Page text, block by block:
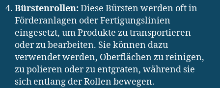
Bürstenrollen:Diese Bürsten werden oft in
Förderanlagen oder Fertigungslinien
eingesetzt, um Produkte zu transportieren
oder zu bearbeiten. Sie können dazu
verwendet werden, Oberflächen zu reinigen,
zu polieren oder zu entgraten, während sie
sich entlang der Rollen bewegen.